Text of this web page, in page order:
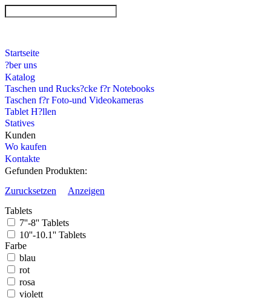
Startseite
?ber uns
Katalog
Taschen und Rucks?cke f?r Notebooks
Taschen f?r Foto-und Videokameras
Tablet H?llen
Statives
Kunden
Wo kaufen
Kontakte
Gefunden Produkten:
Zurucksetzen
Anzeigen
Tablets
7''-8'' Tablets
10''-10.1'' Tablets
Farbe
blau
rot
rosa
violett